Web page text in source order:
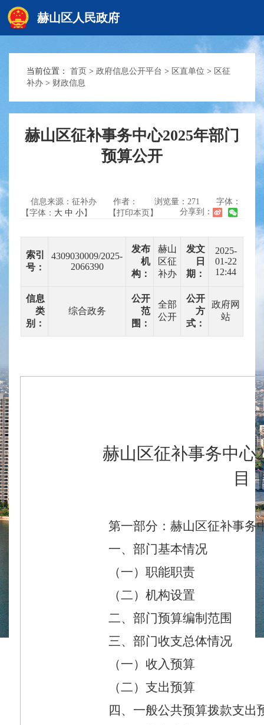
赫山区人民政府
赫山首页
信息公开
互动交流
当前位置： 首页 > 政府信息公开平台 > 区直单位 > 区征
补办 > 财政信息
赫山区征补事务中心2025年部门
预算公开
信息来源：征补办 作者： 浏览量： 271
字体：
【字体： 大 中 小】 【打印本页】 分享到：
索引
号：
4309030009/2025-
2066390
发布
机
构：
赫山
区征
补办
发文
日
期：
2025-
01-22
12:44
信息
类
别：
综合政务
公开
范
围：
全部
公开
公开
方
式：
政府网
站
赫山区征补事务中心
目
第一部分：赫山区征补事务
一、部门基本情况
（一）职能职责
（二）机构设置
二、部门预算编制范围
三、部门收支总体情况
（一）收入预算
（二）支出预算
四、一般公共预算拨款支出